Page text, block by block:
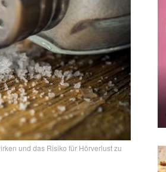
und das Risiko für Hörverlust zu